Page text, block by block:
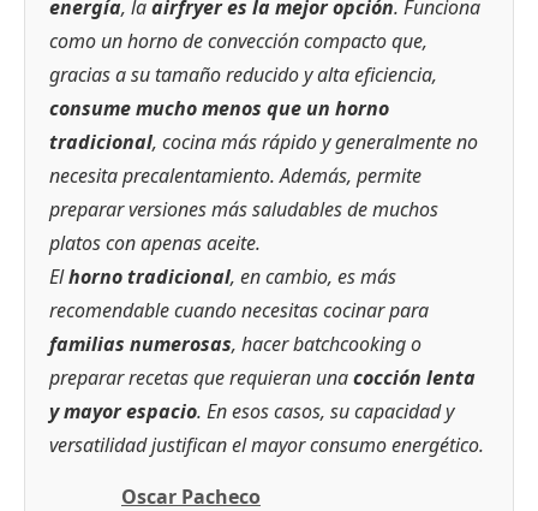
energía, laairfryer es la mejor opción. Funciona
como un horno de convección compacto que,
gracias a su tamaño reducido y alta eficiencia,
consume mucho menos que un horno
tradicional, cocina más rápido y generalmente no
necesita precalentamiento. Además, permite
preparar versiones más saludables de muchos
platos con apenas aceite.
Elhorno tradicional, en cambio, es más
recomendable cuando necesitas cocinar para
familias numerosas, hacer batchcooking o
preparar recetas que requieran unacocción lenta
y mayor espacio. En esos casos, su capacidad y
versatilidad justifican el mayor consumo energético.
Oscar Pacheco